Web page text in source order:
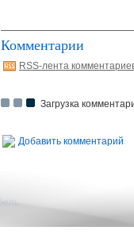
Комментарии
RSS-лента
Загрузка
Добавить комментарий